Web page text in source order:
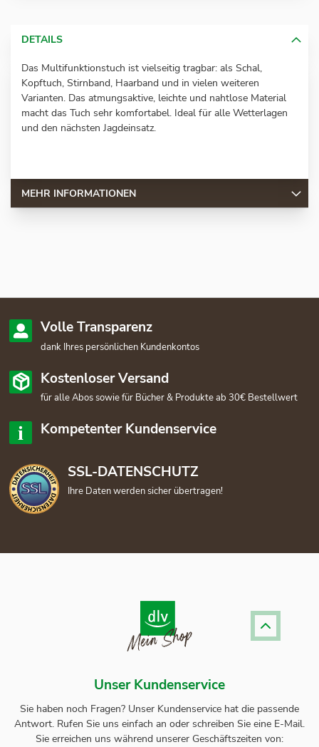
DETAILS
Das Multifunktionstuch ist vielseitig tragbar: als Schal,
Kopftuch, Stirnband, Haarband und in vielen weiteren
Varianten. Das atmungsaktive, leichte und nahtlose Material
macht das Tuch sehr komfortabel. Ideal für alle Wetterlagen
und den nächsten Jagdeinsatz.
MEHR INFORMATIONEN
Volle Transparenz
dank Ihres persönlichen Kundenkontos
Kostenloser Versand
für alle Abos sowie für Bücher & Produkte ab 30€ Bestellwert
Kompetenter Kundenservice
SSL-DATENSCHUTZ
Ihre Daten werden sicher übertragen!
Unser Kundenservice
Sie haben noch Fragen? Unser Kundenservice hat die passende
Antwort. Rufen Sie uns einfach an oder schreiben Sie eine E-Mail.
Sie erreichen uns während unserer Geschäftszeiten von: